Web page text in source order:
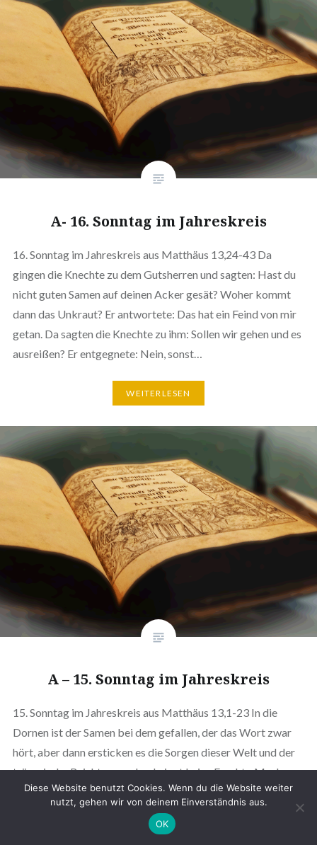
A- 16. Sonntag im Jahreskreis
16. Sonntag im Jahreskreis aus Matthäus 13,24-43 Da
gingen die Knechte zu dem Gutsherren und sagten: Hast du
nicht guten Samen auf deinen Acker gesät? Woher kommt
dann das Unkraut? Er antwortete: Das hat ein Feind von mir
getan. Da sagten die Knechte zu ihm: Sollen wir gehen und es
ausreißen? Er entgegnete: Nein, sonst…
WEITERLESEN
A – 15. Sonntag im Jahreskreis
15. Sonntag im Jahreskreis aus Matthäus 13,1-23 In die
Dornen ist der Samen bei dem gefallen, der das Wort zwar
hört, aber dann ersticken es die Sorgen dieser Welt und der
trügerische Reichtum, und es bringt keine Frucht. Machen
wir uns diese Woche auf die Suche nach den Dornen, die
Gottes Wort ersticken –…
Diese Website benutzt Cookies. Wenn du die Website weiter
nutzt, gehen wir von deinem Einverständnis aus.
OK